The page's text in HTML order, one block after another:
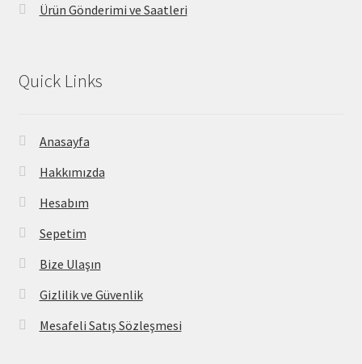
Ürün Gönderimi ve Saatleri
Quick Links
Anasayfa
Hakkımızda
Hesabım
Sepetim
Bize Ulaşın
Gizlilik ve Güvenlik
Mesafeli Satış Sözleşmesi